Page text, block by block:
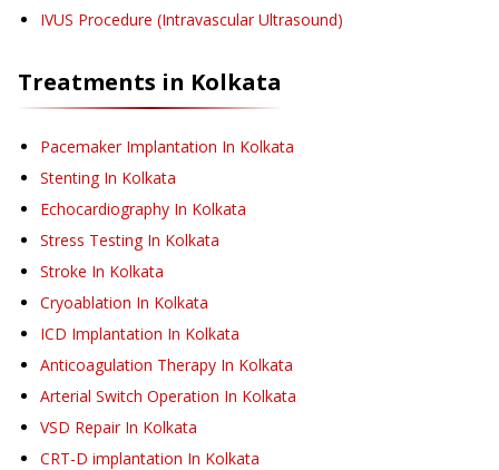
IVUS Procedure (Intravascular Ultrasound)
Treatments in Kolkata
Pacemaker Implantation In Kolkata
Stenting In Kolkata
Echocardiography In Kolkata
Stress Testing In Kolkata
Stroke In Kolkata
Cryoablation In Kolkata
ICD Implantation In Kolkata
Anticoagulation Therapy In Kolkata
Arterial Switch Operation In Kolkata
VSD Repair In Kolkata
CRT-D implantation In Kolkata